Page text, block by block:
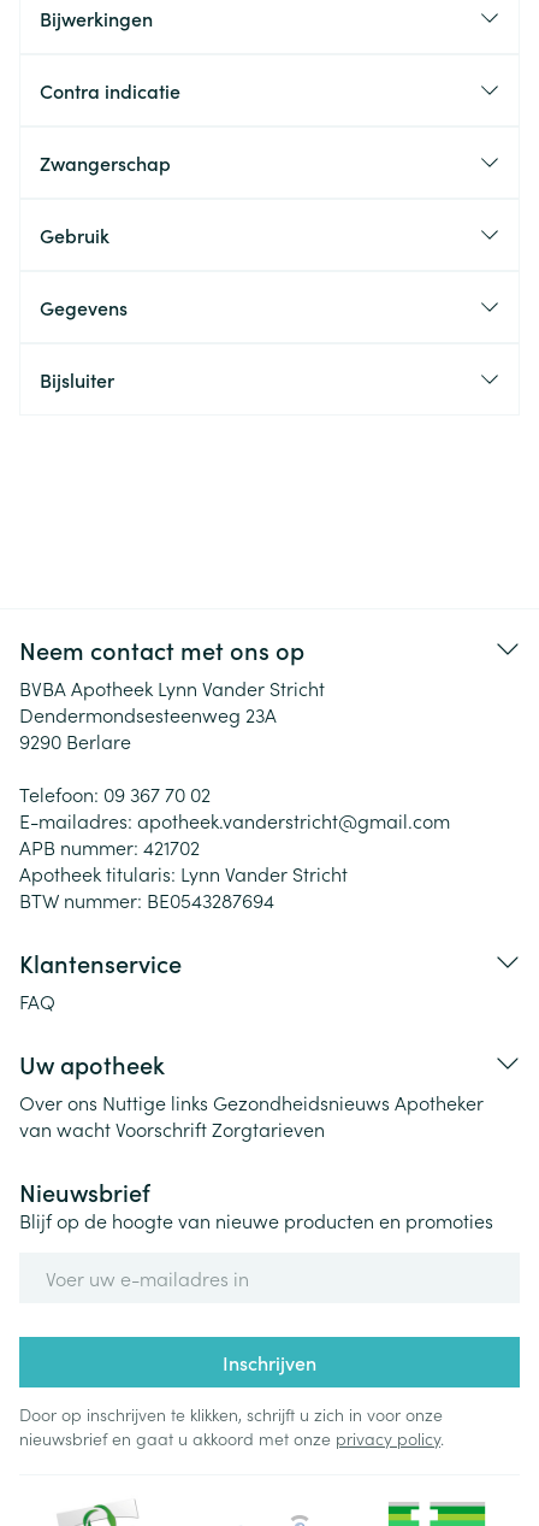
Bijwerkingen
Contra indicatie
Zwangerschap
Gebruik
Gegevens
Bijsluiter
Neem contact met ons op
BVBA Apotheek Lynn Vander Stricht
Dendermondsesteenweg 23A
9290 Berlare
Telefoon: 09 367 70 02
E-mailadres: apotheek.vanderstricht@gmail.com
APB nummer: 421702
Apotheek titularis: Lynn Vander Stricht
BTW nummer: BE0543287694
Klantenservice
FAQ
Uw apotheek
Over ons Nuttige links Gezondheidsnieuws Apotheker
van wachtVoorschriftZorgtarieven
Nieuwsbrief
Blijf op de hoogte van nieuwe producten en promoties
Inschrijven
Door op inschrijven te klikken, schrijft u zich in voor onze
nieuwsbrief en gaat u akkoord met onze privacy policy.